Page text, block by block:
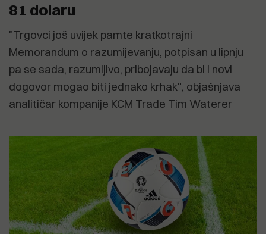
81 dolaru
"Trgovci još uvijek pamte kratkotrajni
Memorandum o razumijevanju, potpisan u lipnju
pa se sada, razumljivo, pribojavaju da bi i novi
dogovor mogao biti jednako krhak", objašnjava
analitičar kompanije KCM Trade Tim Waterer